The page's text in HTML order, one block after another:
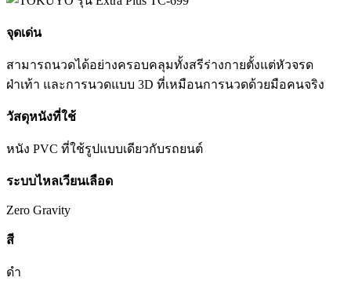
จุดเด่น
สามารถนวดได้อย่างครอบคลุมทั้งสรีร่างกายตั้งแต่หัวจรด
ฝ่าเท้า และการนวดแบบ 3D ที่เหมือนการนวดด้วยมือคนจริง
วัสดุหนังที่ใช้
หนัง PVC ที่ใช้รูปแบบเดียวกับรถยนต์
ระบบไหลเวียนเลือด
Zero Gravity
สี
ดำ